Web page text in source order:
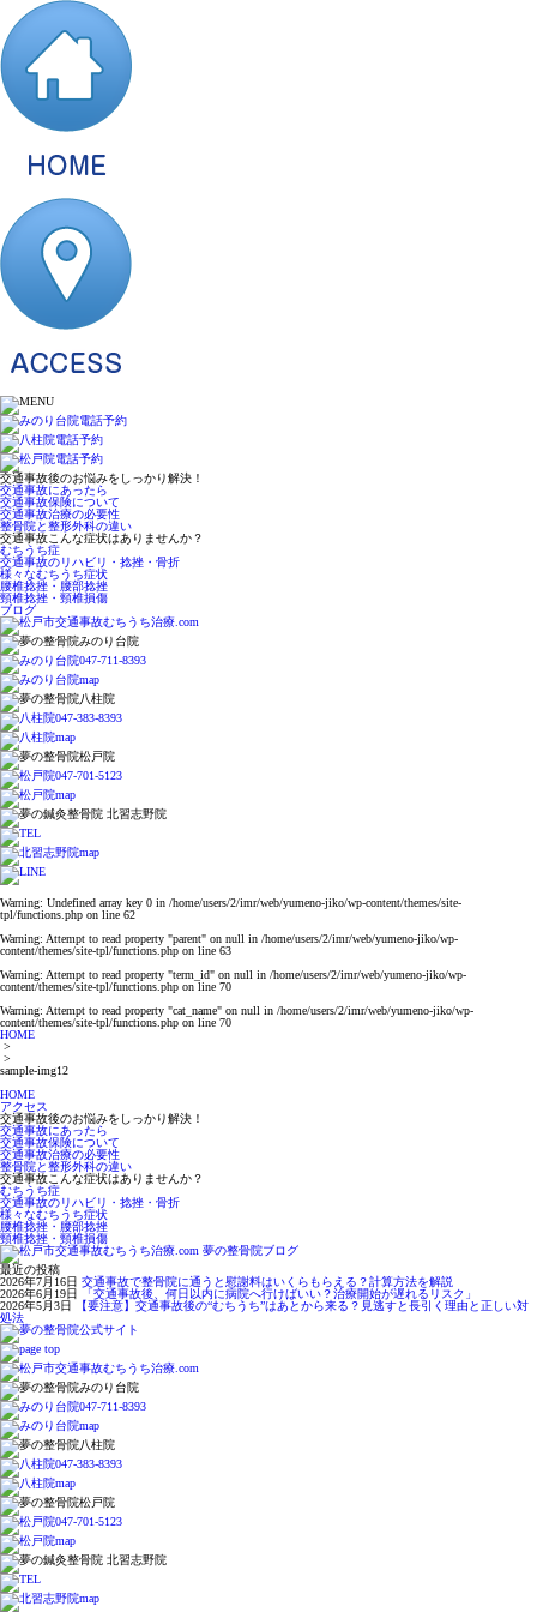
交通事故後のお悩みをしっかり解決！
交通事故にあったら
交通事故保険について
交通事故治療の必要性
整骨院と整形外科の違い
交通事故こんな症状はありませんか？
むちうち症
交通事故のリハビリ・捻挫・骨折
様々なむちうち症状
腰椎捻挫・腰部捻挫
頸椎捻挫・頸椎損傷
ブログ
Warning: Undefined array key 0 in /home/users/2/imr/web/yumeno-jiko/wp-content/themes/site-
tpl/functions.php on line 62
Warning: Attempt to read property "parent" on null in /home/users/2/imr/web/yumeno-jiko/wp-
content/themes/site-tpl/functions.php on line 63
Warning: Attempt to read property "term_id" on null in /home/users/2/imr/web/yumeno-jiko/wp-
content/themes/site-tpl/functions.php on line 70
Warning: Attempt to read property "cat_name" on null in /home/users/2/imr/web/yumeno-jiko/wp-
content/themes/site-tpl/functions.php on line 70
HOME
>
>
sample-img12
HOME
アクセス
交通事故後のお悩みをしっかり解決！
交通事故にあったら
交通事故保険について
交通事故治療の必要性
整骨院と整形外科の違い
交通事故こんな症状はありませんか？
むちうち症
交通事故のリハビリ・捻挫・骨折
様々なむちうち症状
腰椎捻挫・腰部捻挫
頸椎捻挫・頸椎損傷
最近の投稿
2026年7月16日 交通事故で整骨院に通うと慰謝料はいくらもらえる？計算方法を解説
2026年6月19日
「交通事故後、何日以内に病院へ行けばいい？治療開始が遅れるリスク」
2026年5月3日
【要注意】交通事故後の“むちうち”はあとから来る？見逃すと長引く理由と正しい対
処法